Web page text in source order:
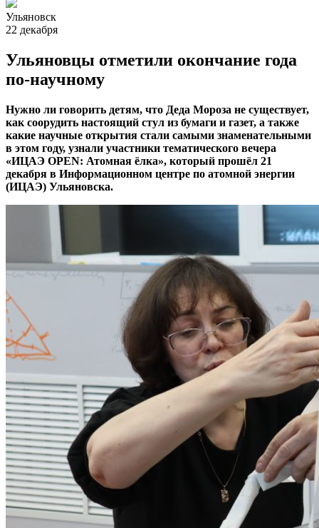
Ульяновск
22 декабря
Ульяновцы отметили окончание года
по-научному
Нужно ли говорить детям, что Деда Мороза не существует,
как соорудить настоящий стул из бумаги и газет, а также
какие научные открытия стали самыми знаменательными
в этом году, узнали участники тематического вечера
«ИЦАЭ OPEN: Атомная ёлка», который прошёл 21
декабря в Информационном центре по атомной энергии
(ИЦАЭ) Ульяновска.